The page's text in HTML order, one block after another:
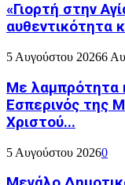
«Γιορτή στην
αυθεντικότητα
5 Αυγούστου 20266
Με λαμπρότητα
Εσπερινός της
Χριστού...
5 Αυγούστου 20260